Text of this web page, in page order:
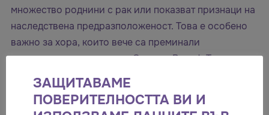
множество роднини с рак или показват признаци на
наследствена предразположеност. Това е особено
важно за хора, които вече са преминали
стандартното изследване Genome Breast. То е за
информация за своето генетично здраве.
Каква информация дава изследването?
ЗАЩИТАВАМЕ
ПОВЕРИТЕЛНОСТТА ВИ И